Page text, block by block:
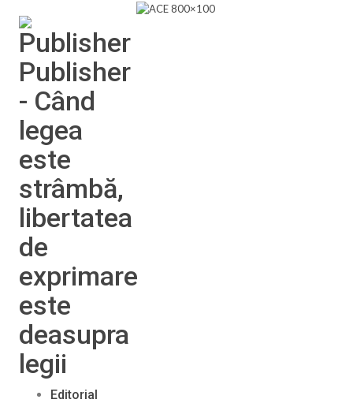
Publisher
- Când
legea
este
strâmbă,
libertatea
de
exprimare
este
deasupra
legii
Editorial